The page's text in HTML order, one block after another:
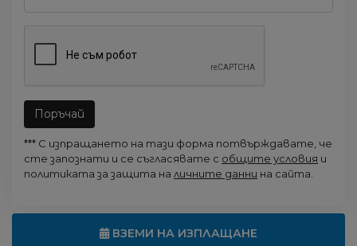
Поръчай
*** С изпращането на тази форма потвърждавате, че
сте запознати и се съгласявате с общите условия и
политиката за защита на личните данни на сайта.
ВЗЕМИ НА ИЗПЛАЩАНЕ